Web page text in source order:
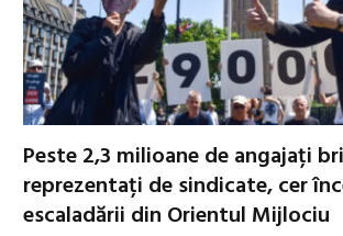
Peste 2,3 milioane de angajați
reprezentați de sindicate, cer
escaladării din Orientul Mijlociu